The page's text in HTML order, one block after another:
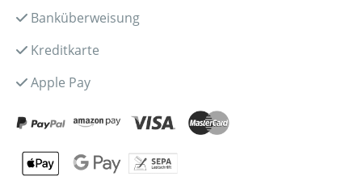
Banküberweisung
Kreditkarte
Apple Pay